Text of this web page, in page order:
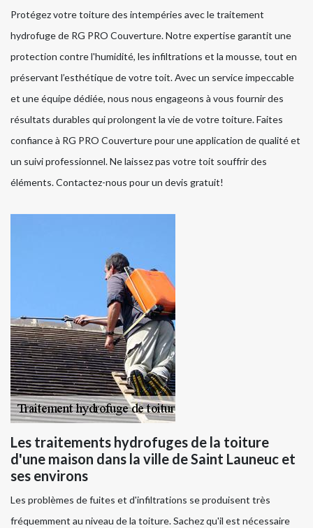
Protégez votre toiture des intempéries avec le traitement
hydrofuge de RG PRO Couverture. Notre expertise garantit une
protection contre l'humidité, les infiltrations et la mousse, tout en
préservant l’esthétique de votre toit. Avec un service impeccable
et une équipe dédiée, nous nous engageons à vous fournir des
résultats durables qui prolongent la vie de votre toiture. Faites
confiance à RG PRO Couverture pour une application de qualité et
un suivi professionnel. Ne laissez pas votre toit souffrir des
éléments. Contactez-nous pour un devis gratuit!
Les traitements hydrofuges de la toiture
d'une maison dans la ville de Saint Launeuc et
ses environs
Les problèmes de fuites et d'infiltrations se produisent très
fréquemment au niveau de la toiture. Sachez qu'il est nécessaire